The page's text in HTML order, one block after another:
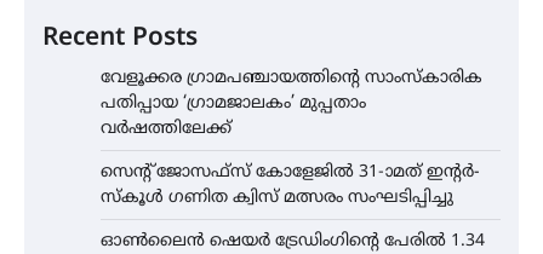
Recent Posts
വേളൂക്കര ഗ്രാമപഞ്ചായത്തിന്റെ സാംസ്കാരിക
പതിപ്പായ ‘ഗ്രാമജാലകം’ മുപ്പതാം
വർഷത്തിലേക്ക്
സെന്റ് ജോസഫ്സ് കോളേജിൽ 31-ാമത് ഇന്റർ-
സ്കൂൾ ഗണിത ക്വിസ് മത്സരം സംഘടിപ്പിച്ചു
ഓൺലൈൻ ഷെയർ ട്രേഡിംഗിന്റെ പേരിൽ 1.34